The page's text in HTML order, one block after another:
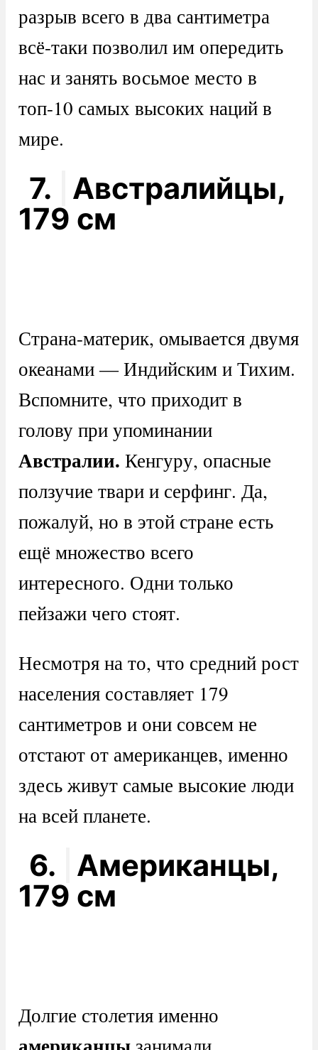
разрыв всего в два сантиметра
всё-таки позволил им опередить
нас и занять восьмое место в
топ-10 самых высоких наций в
мире.
7.
Австралийцы,
179 см
Страна-материк, омывается двумя
океанами — Индийским и Тихим.
Вспомните, что приходит в
голову при упоминании
Австралии. Кенгуру, опасные
ползучие твари и серфинг. Да,
пожалуй, но в этой стране есть
ещё множество всего
интересного. Одни только
пейзажи чего стоят.
Несмотря на то, что средний рост
населения составляет 179
сантиметров и они совсем не
отстают от американцев, именно
здесь живут самые высокие люди
на всей планете.
6.
Американцы,
179 см
Долгие столетия именно